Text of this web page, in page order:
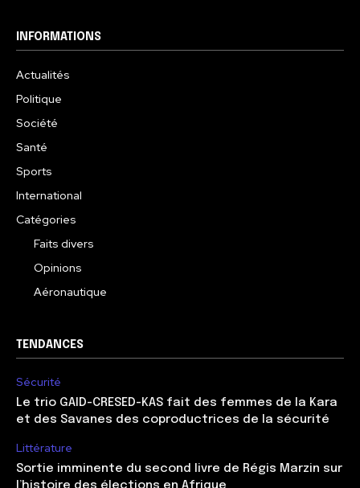
INFORMATIONS
Actualités
Politique
Société
Santé
Sports
International
Catégories
Faits divers
Opinions
Aéronautique
TENDANCES
Sécurité
Le trio GAID-CRESED-KAS fait des femmes de la Kara
et des Savanes des coproductrices de la sécurité
Littérature
Sortie imminente du second livre de Régis Marzin sur
l’histoire des élections en Afrique